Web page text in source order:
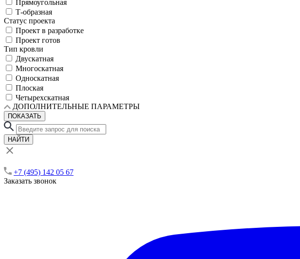
Прямоугольная
Т-образная
Статус проекта
Проект в разработке
Проект готов
Тип кровли
Двускатная
Многоскатная
Односкатная
Плоская
Четырехскатная
ДОПОЛНИТЕЛЬНЫЕ ПАРАМЕТРЫ
ПОКАЗАТЬ
НАЙТИ
+7 (495) 142 05 67
Заказать звонок